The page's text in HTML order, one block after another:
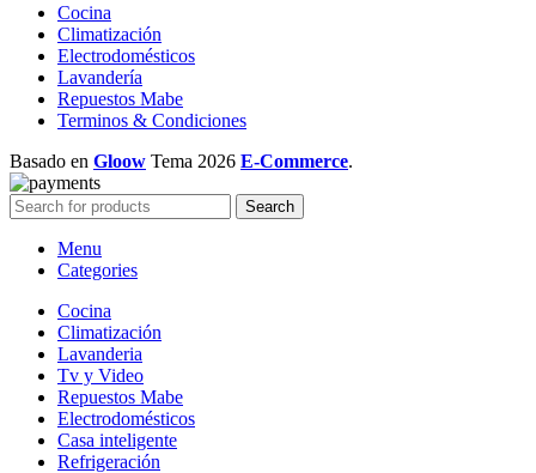
Cocina
Climatización
Electrodomésticos
Lavandería
Repuestos Mabe
Terminos & Condiciones
Basado en Gloow Tema 2026 E-Commerce.
Search
Menu
Categories
Cocina
Climatización
Lavanderia
Tv y Video
Repuestos Mabe
Electrodomésticos
Casa inteligente
Refrigeración